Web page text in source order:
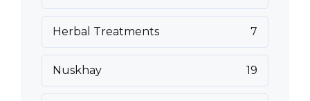
Herbal Treatments 7
Nuskhay 19